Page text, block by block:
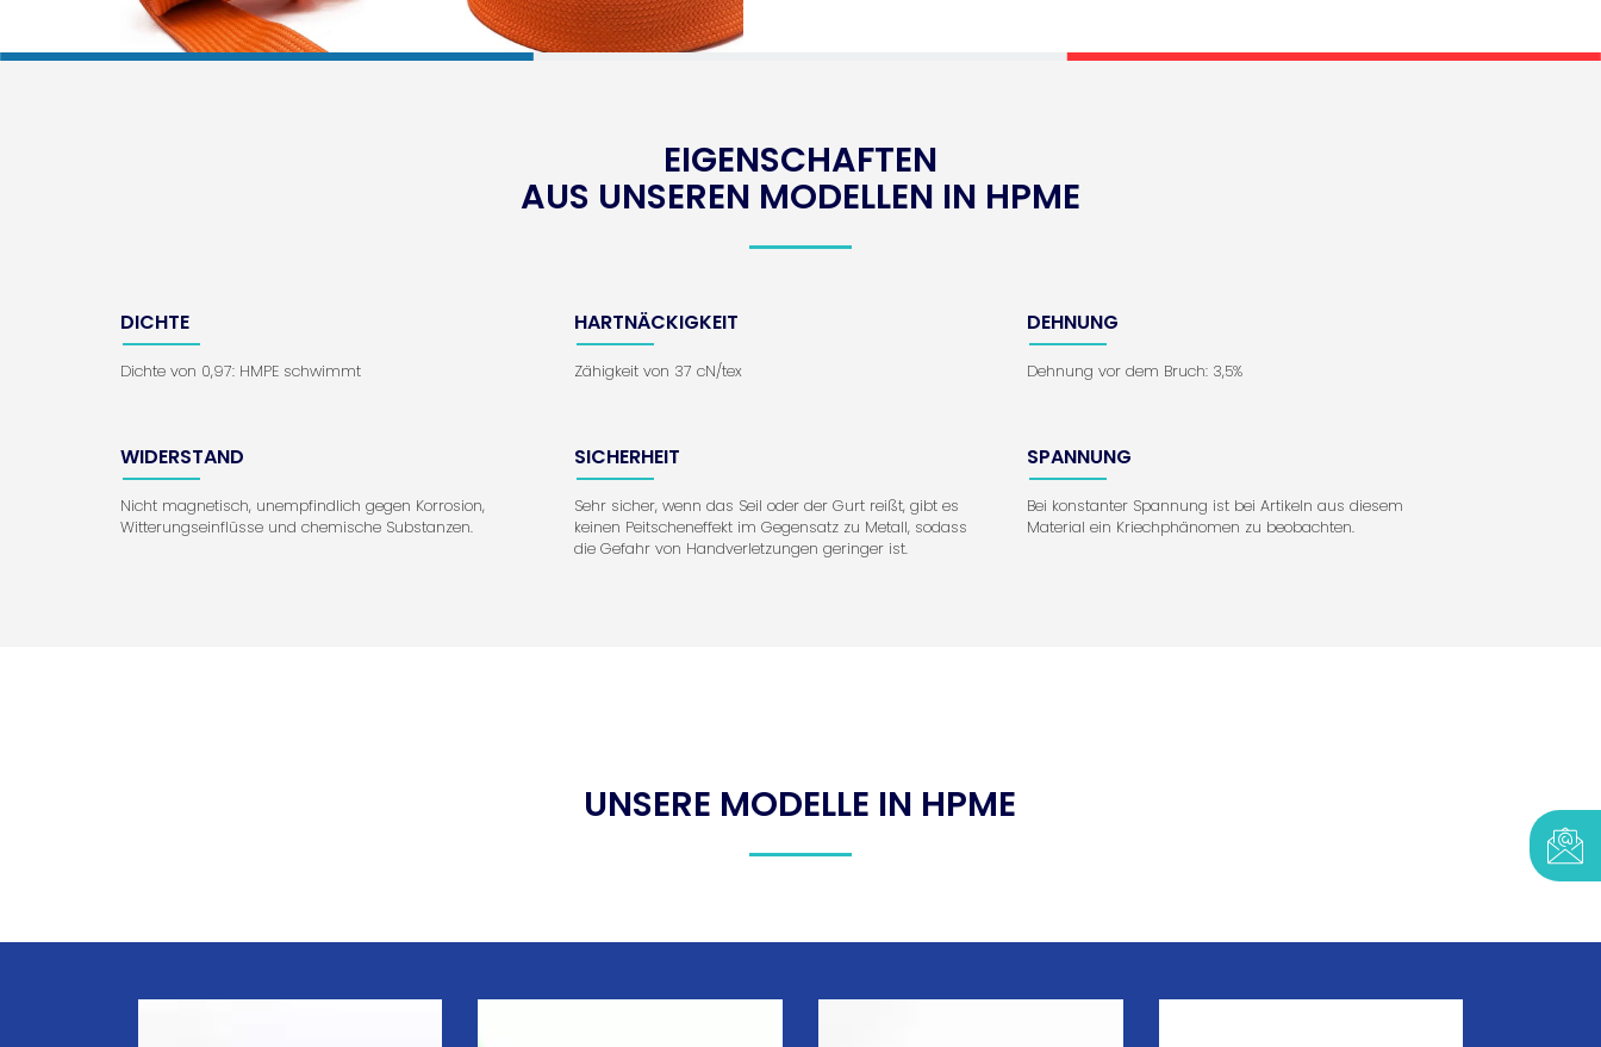
EIGENSCHAFTEN
AUS UNSEREN MODELLEN IN HPME
DICHTE
Dichte von 0,97: HMPE schwimmt
HARTNÄCKIGKEIT
Zähigkeit von 37 cN/tex
DEHNUNG
Dehnung vor dem Bruch: 3,5%
WIDERSTAND
Nicht magnetisch, unempfindlich gegen Korrosion,
Witterungseinflüsse und chemische Substanzen.
SICHERHEIT
Sehr sicher, wenn das Seil oder der Gurt reißt, gibt es
keinen Peitscheneffekt im Gegensatz zu Metall, sodass
die Gefahr von Handverletzungen geringer ist.
SPANNUNG
Bei konstanter Spannung ist bei Artikeln aus diesem
Material ein Kriechphänomen zu beobachten.
UNSERE MODELLE IN HPME